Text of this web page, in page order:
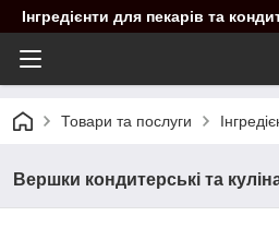
Інгредієнти для пекарів та
Товари та послуги
Вершки кондитерські та